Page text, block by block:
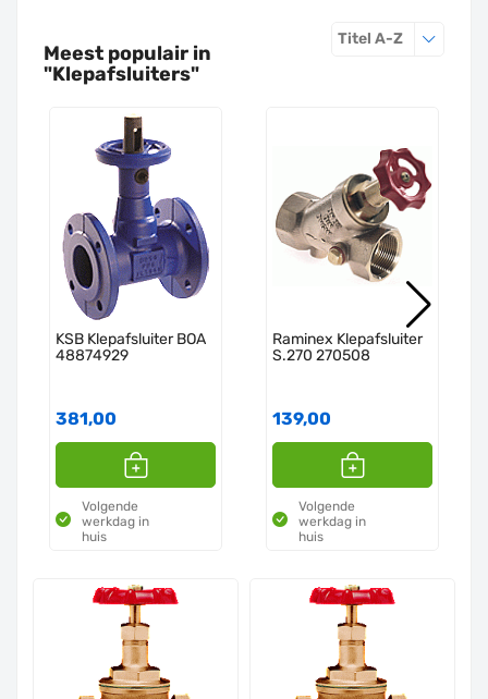
Titel A-ZSorteren op
Meest populair in
"Klepafsluiters"
KSB Klepafsluiter BOA
48874929
381,00
Volgende
werkdag in
huis
Raminex Klepafsluiter
S.270 270508
139,00
Volgende
werkdag in
huis